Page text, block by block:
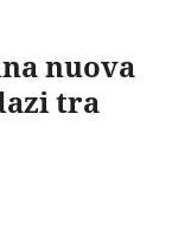
nuova
tra